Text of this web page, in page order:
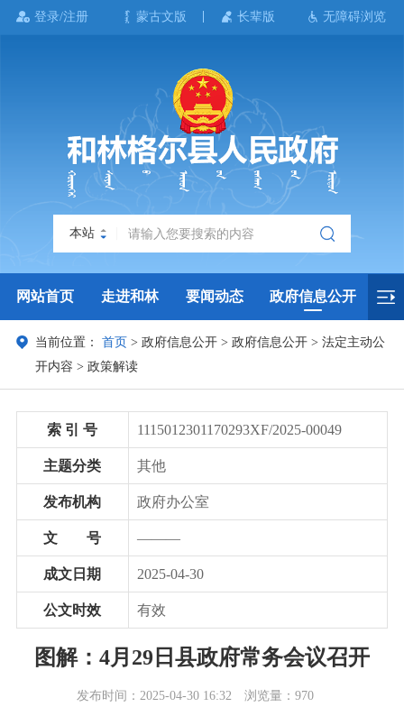
登录/注册 蒙古文版 长辈版 无障碍浏览
本站
网站首页 走进和林 要闻动态 政府信息公开
政务服务 政民互动 政府数据 专题专栏
当前位置：首页 >政府信息公开 >政府信息公开 >法定主动公
开内容 >政策解读
索 引 号 1115012301170293XF/2025-00049
主题分类 其他
发布机构 政府办公室
文 号 ———
成文日期 2025-04-30
公文时效 有效
图解：4月29日县政府常务会议召开
发布时间：2025-04-30 16:32 浏览量：970